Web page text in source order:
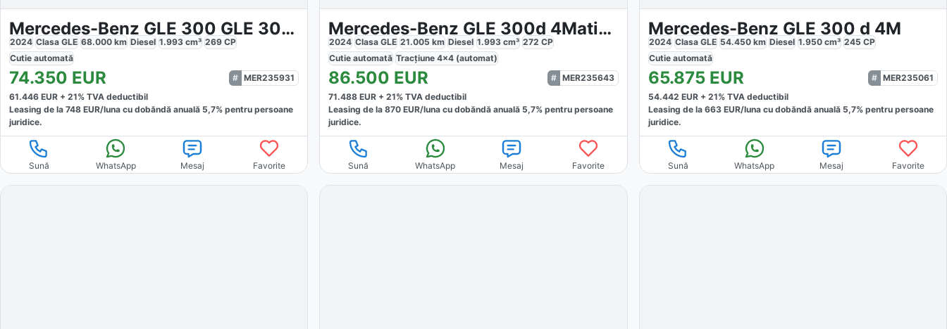
Mercedes-Benz GLE 300 GLE 300d 4MATIC AMG
2024 Clasa GLE 68.000 km Diesel 1.993 cm³ 269 CP
Cutie automată
74.350 EUR
MER235931
61.446 EUR + 21% TVA deductibil
Leasing de la 748 EUR/luna cu dobăndă anuală 5,7% pentru persoane
juridice.
Sună WhatsApp Mesaj Favorite
Mercedes-Benz GLE 300d 4Matic AMG Line
2024 Clasa GLE 21.005 km Diesel 1.993 cm³ 272 CP
Cutieautomată Tracțiune4x4 (automat)
86.500 EUR
MER235643
71.488 EUR +21% TVA deductibil
Leasing de la870 EUR/luna cu dobăndă anuală 5,7% pentru persoane
juridice.
Sună WhatsApp Mesaj Favorite
Mercedes-Benz GLE 300 d 4M
2024 Clasa GLE 54.450km Diesel 1.950cm³ 245 CP
Cutie automată
65.875EUR
MER235061
54.442 EUR + 21% TVA deductibil
Leasing de la 663EUR/lunacu dobăndă anuală 5,7% pentru persoane
juridice.
Sună WhatsApp Mesaj Favorite